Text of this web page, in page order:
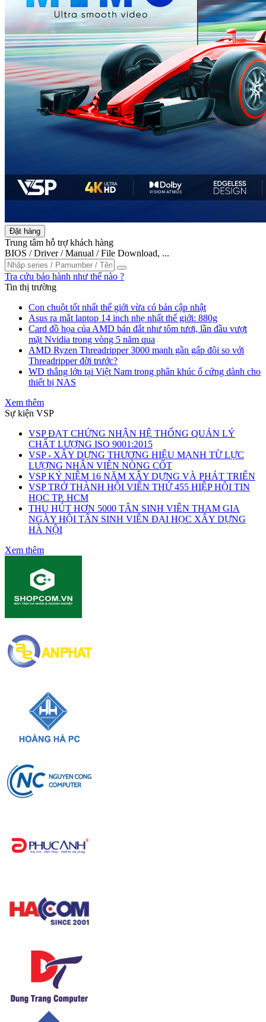
Đặt hàng
Trung tâm hỗ trợ khách hàng
BIOS / Driver / Manual / File Download, ...
Tra cứu bảo hành như thế nào ?
Tin thị trường
Con chuột tốt nhất thế giới vừa có bản cập nhật
Asus ra mắt laptop 14 inch nhẹ nhất thế giới: 880g
Card đồ họa của AMD bán đắt như tôm tươi, lần đầu vượt
mặt Nvidia trong vòng 5 năm qua
AMD Ryzen Threadripper 3000 mạnh gần gấp đôi so với
Threadripper đời trước?
WD thắng lớn tại Việt Nam trong phân khúc ổ cứng dành cho
thiết bị NAS
Xem thêm
Sự kiện VSP
VSP ĐẠT CHỨNG NHẬN HỆ THỐNG QUẢN LÝ
CHẤT LƯỢNG ISO 9001:2015
VSP - XÂY DỰNG THƯƠNG HIỆU MẠNH TỪ LỰC
LƯỢNG NHÂN VIÊN NÒNG CỐT
VSP KỶ NIỆM 16 NĂM XÂY DỰNG VÀ PHÁT TRIỂN
VSP TRỞ THÀNH HỘI VIÊN THỨ 455 HIỆP HỘI TIN
HỌC TP. HCM
THU HÚT HƠN 5000 TÂN SINH VIÊN THAM GIA
NGÀY HỘI TÂN SINH VIÊN ĐẠI HỌC XÂY DỰNG
HÀ NỘI
Xem thêm